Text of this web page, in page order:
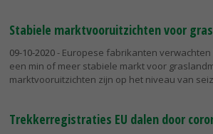
Stabiele marktvooruitzichten voor
09-10-2020- Europese fabrikanten
een min of meer stabiele markt voor
marktvooruitzichten zijn op het niveau van
Trekkerregistraties EU dalen door